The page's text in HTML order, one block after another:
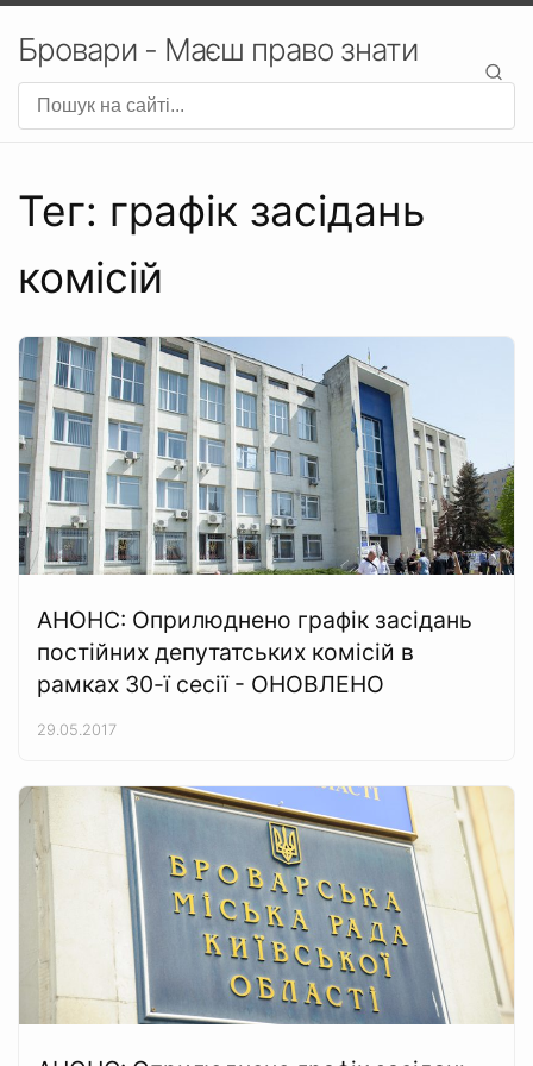
Бровари - Маєш право знати
Тег: графік засідань
комісій
АНОНС: Оприлюднено графік засідань
постійних депутатських комісій в
рамках 30-ї сесії - ОНОВЛЕНО
29.05.2017